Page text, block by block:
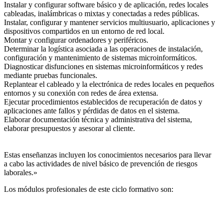
Instalar y configurar software básico y de aplicación, redes locales
cableadas, inalámbricas o mixtas y conectadas a redes públicas.
Instalar, configurar y mantener servicios multiusuario, aplicaciones y
dispositivos compartidos en un entorno de red local.
Montar y configurar ordenadores y periféricos.
Determinar la logística asociada a las operaciones de instalación,
configuración y mantenimiento de sistemas microinformáticos.
Diagnosticar disfunciones en sistemas microinformáticos y redes
mediante pruebas funcionales.
Replantear el cableado y la electrónica de redes locales en pequeños
entornos y su conexión con redes de área extensa.
Ejecutar procedimientos establecidos de recuperación de datos y
aplicaciones ante fallos y pérdidas de datos en el sistema.
Elaborar documentación técnica y administrativa del sistema,
elaborar presupuestos y asesorar al cliente.
Estas enseñanzas incluyen los conocimientos necesarios para llevar
a cabo las actividades de nivel básico de prevención de riesgos
laborales.»
Los módulos profesionales de este ciclo formativo son: